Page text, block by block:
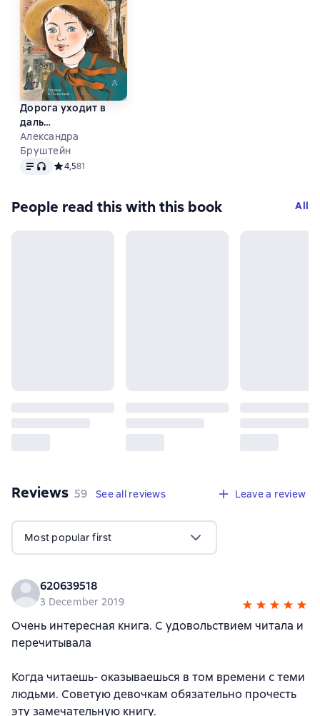
Дорога уходит в
даль…
Александра
Бруштейн
Text, audio format available
Средний рейтинг 4,5 на основе 81 оценок
4,581
People read this with this book All
Reviews 59 reviews
59 See all reviews Leave a review
Most popular first
620639518
3 December 2019
Очень интересная книга. С удовольствием читала и
перечитывала
Когда читаешь- оказываешься в том времени с теми
людьми. Советую девочкам обязательно прочесть
эту замечательную книгу.